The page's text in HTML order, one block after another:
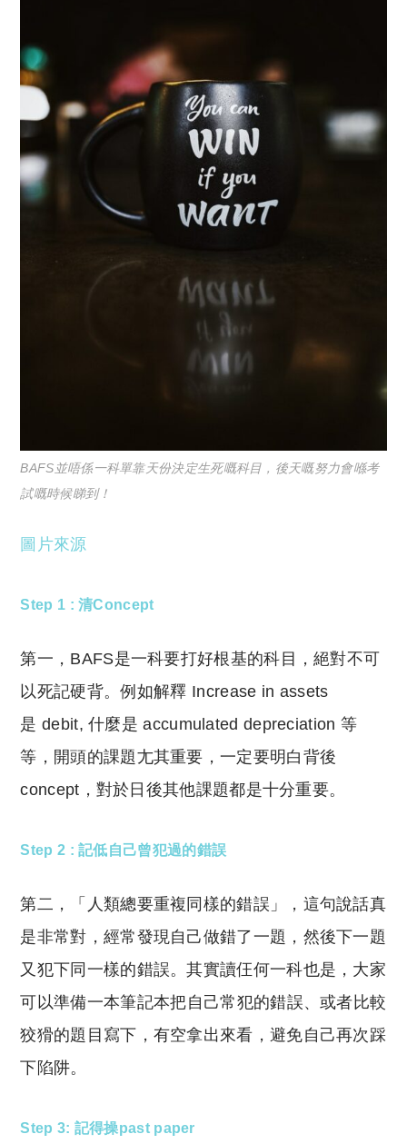
BAFS並唔係一科單靠天份決定生死嘅科目，後天嘅努力會喺考
試嘅時候睇到！
圖片來源
Step 1 : 清Concept
第一，BAFS是一科要打好根基的科目，絕對不可
以死記硬背。例如解釋 Increase in assets
是debit, 什麼是 accumulated depreciation 等
等，開頭的課題尢其重要，一定要明白背後
concept，對於日後其他課題都是十分重要。
Step 2 : 記低自己曾犯過的錯誤
第二，「人類總要重複同樣的錯誤」，這句說話真
是非常對，經常發現自己做錯了一題，然後下一題
又犯下同一樣的錯誤。其實讀仼何一科也是，大家
可以準備一本筆記本把自己常犯的錯誤、或者比較
狡猾的題目寫下，有空拿出來看，避免自己再次踩
下陷阱。
Step 3: 記得操past paper